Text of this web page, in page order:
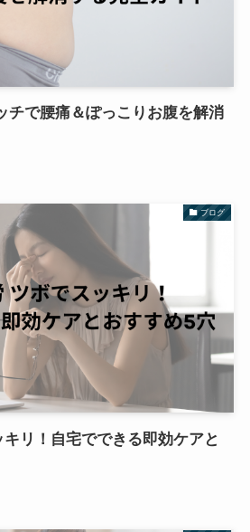
チで腰痛＆ぽっこりお腹を解消
ブログ
リ！自宅でできる即効ケアと